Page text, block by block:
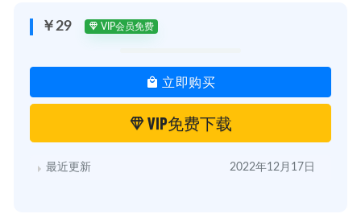
￥29 VIP会员免费
立即购买
VIP免费下载
最近更新 2022年12月17日